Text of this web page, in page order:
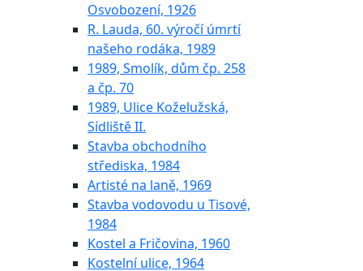
Osvobození, 1926
R. Lauda, 60. výročí úmrtí
našeho rodáka, 1989
1989, Smolík, dům čp. 258
a čp. 70
1989, Ulice Koželužská,
Sídliště II.
Stavba obchodního
střediska, 1984
Artisté na laně, 1969
Stavba vodovodu u Tisové,
1984
Kostel a Fričovina, 1960
Kostelní ulice, 1964